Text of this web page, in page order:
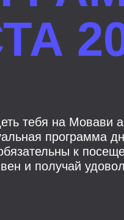
тебя на Мовави
программа
к
и получай